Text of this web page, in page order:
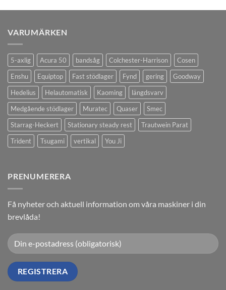
VARUMÄRKEN
5-axlig Acura 50 bandsåg Colchester-Harrison
Cosen
Enshu
Equiptop Fast stödlager Fynd gering
Goodway
Hedelius
Helautomatisk Kaoming
längdsvarv
Medgående stödlager
Muratec Quaser
Smec
Starrag-Heckert
Stationary steady rest
Trautwein Parat
Trident
Tsugami vertikal You Ji
PRENUMERERA
Få nyheter och aktuell information om våra maskiner i din
brevlåda!